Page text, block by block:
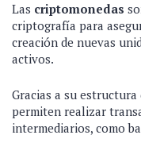
Las criptomonedas
criptografía para
creación de nuevas
activos.
Gracias a su
permiten realizar
intermediarios, como